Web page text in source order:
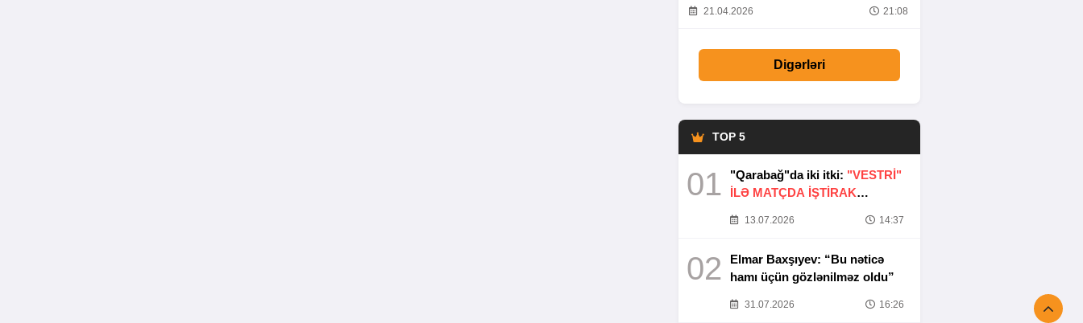
21.04.2026 21:08
Digərləri
TOP 5
01 "Qarabağ"da iki itki: "VESTRİ"
İLƏ MATÇDA İŞTİRAK
13.07.2026 14:37
02
Elmar Baxşıyev: “Bu nəticə
hamı üçün gözlənilməz oldu”
31.07.2026 16:26